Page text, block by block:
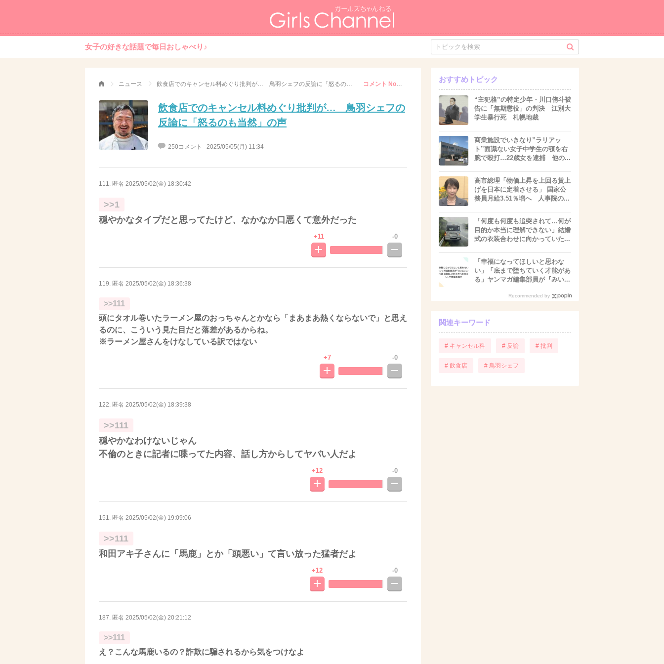
女子の好きな話題で毎日おしゃべり♪
ニュース コメント No. 111
飲食店でのキャンセル料めぐり批判が… 鳥羽シェフの
反論に「怒るのも当然」の声
250コメント 2025/05/05(月) 11:34
111. 匿名 2025/05/02(金) 18:30:42
>>1
穏やかなタイプだと思ってたけど、なかなか口悪くて意外だった
+11 -0
119. 匿名 2025/05/02(金) 18:36:38
>>111
頭にタオル巻いたラーメン屋のおっちゃんとかなら「まあまあ熱くならないで」と思え
るのに、こういう見た目だと落差があるからね。
※ラーメン屋さんをけなしている訳ではない
+7 -0
122. 匿名 2025/05/02(金) 18:39:38
>>111
穏やかなわけないじゃん
不倫のときに記者に喋ってた内容、話し方からしてヤバい人だよ
+12 -0
151. 匿名 2025/05/02(金) 19:09:06
>>111
和田アキ子さんに「馬鹿」とか「頭悪い」て言い放った猛者だよ
+12 -0
187. 匿名 2025/05/02(金) 20:21:12
>>111
え？こんな馬鹿いるの？詐欺に騙されるから気をつけなよ
おすすめトピック
“主犯格”の特定少年・川口侑斗被
告に「無期懲役」の判決 江別大
学生暴行死 札幌地裁
商業施設でいきなり”ラリアッ
ト”面識ない女子中学生の顎を右
腕で殴打…22歳女を逮捕 他の...
高市総理「物価上昇を上回る賃上
げを日本に定着させる」 国家公
務員月給3.51％増へ 人事院の...
「何度も何度も追突されて…何が
目的か本当に理解できない」結婚
式の衣装合わせに向かっていた...
「幸福になってほしいと思わな
い」「底まで堕ちていく才能があ
る」ヤンマガ編集部員が『みい...
Recommended by
関連キーワード
# キャンセル料 # 反論 # 批判
# 飲食店 # 鳥羽シェフ